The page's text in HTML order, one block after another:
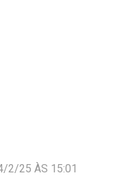
2/25 ÀS 15:01